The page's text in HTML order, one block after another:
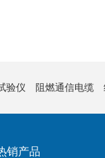
验仪 阻燃通信电缆
销产品